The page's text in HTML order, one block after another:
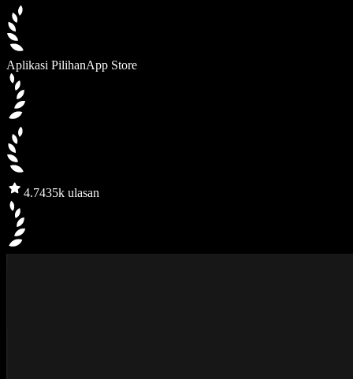
Aplikasi PilihanApp Store
4.7435k ulasan